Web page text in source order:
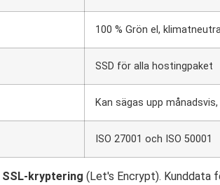
100 % Grön el,
SSD för alla hostingpaket
Kan sägas upp
ISO 27001 och ISO 50001
SSL-kryptering (Let's Encrypt). Kunddata